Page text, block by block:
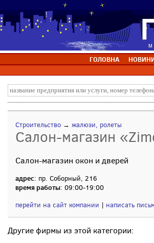
ГОЛОВНА
Строительство → жалюзи, ролеты
Салон-магазин
Салон-магазин окон и дверей
адрес: пр. Соборный, 216
время работы: 09:00-19:00
перейти на сайт компании | написать
Другие фирмы из этой категории: